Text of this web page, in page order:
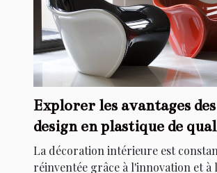
Explorer les avantages
design en plastique de
la décoration intérieure
La décoration intérieure est
réinventée grâce à l'innovation et à